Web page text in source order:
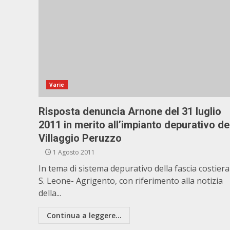
Varie
Risposta denuncia Arnone del 31 luglio
2011 in merito all’impianto depurativo
Villaggio Peruzzo
1 Agosto 2011
In tema di sistema depurativo della fascia
S. Leone- Agrigento, con riferimento alla notizia
della...
Continua a leggere...